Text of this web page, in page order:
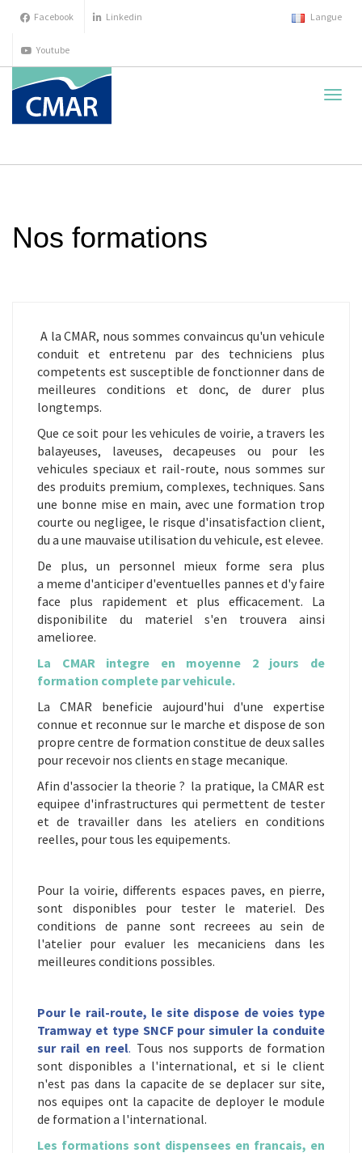
Facebook Linkedin
Youtube
Langue
Nos formations
A la CMAR, nous sommes convaincus qu'un vehicule
conduit et entretenu par des techniciens plus
competents est susceptible de fonctionner dans de
meilleures conditions et donc, de durer plus
longtemps.
Que ce soit pour les vehicules de voirie, a travers les
balayeuses, laveuses, decapeuses ou pour les
vehicules speciaux et rail-route, nous sommes sur
des produits premium, complexes, techniques. Sans
une bonne mise en main, avec une formation trop
courte ou negligee, le risque d'insatisfaction client,
du a une mauvaise utilisation du vehicule, est elevee.
De plus, un personnel mieux forme sera plus
a meme d'anticiper d'eventuelles pannes et d'y faire
face plus rapidement et plus efficacement. La
disponibilite du materiel s'en trouvera ainsi
amelioree.
La CMAR integre en moyenne 2 jours de
formation complete par vehicule.
La CMAR beneficie aujourd'hui d'une expertise
connue et reconnue sur le marche et dispose de son
propre centre de formation constitue de deux salles
pour recevoir nos clients en stage mecanique.
Afin d'associer la theorie ? la pratique, la CMAR est
equipee d'infrastructures qui permettent de tester
et de travailler dans les ateliers en conditions
reelles, pour tous les equipements.
Pour la voirie, differents espaces paves, en pierre,
sont disponibles pour tester le materiel. Des
conditions de panne sont recreees au sein de
l'atelier pour evaluer les mecaniciens dans les
meilleures conditions possibles.
Pour le rail-route, le site dispose de voies type
Tramway et type SNCF pour simuler la conduite
sur rail en reel. Tous nos supports de formation
sont disponibles a l'international, et si le client
n'est pas dans la capacite de se deplacer sur site,
nos equipes ont la capacite de deployer le module
de formation a l'international.
Les formations sont dispensees en francais, en